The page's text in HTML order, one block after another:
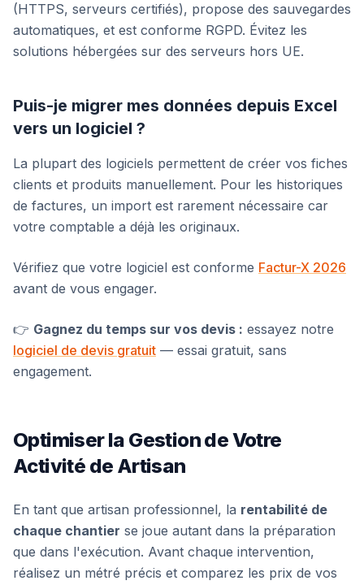
(HTTPS, serveurs certifiés), propose des sauvegardes
automatiques, et est conforme RGPD. Évitez les
solutions hébergées sur des serveurs hors UE.
Puis-je migrer mes données depuis Excel
vers un logiciel ?
La plupart des logiciels permettent de créer vos fiches
clients et produits manuellement. Pour les historiques
de factures, un import est rarement nécessaire car
votre comptable a déjà les originaux.
Vérifiez que votre logiciel est conforme Factur-X 2026
avant de vous engager.
👉 Gagnez du temps sur vos devis : essayez notre
logiciel de devis gratuit — essai gratuit, sans
engagement.
Optimiser la Gestion de Votre
Activité de Artisan
En tant que artisan professionnel, la rentabilité de
chaque chantier se joue autant dans la préparation
que dans l'exécution. Avant chaque intervention,
réalisez un métré précis et comparez les prix de vos